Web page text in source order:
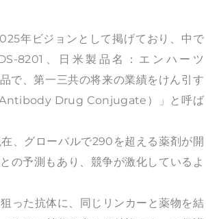
年ビジョンとして掲げており、中で
8201、日米製品名：エンハーツ
で、第一三共の将来の業績をけん引す
Antibody Drug Conjugate）」と呼ば
、グローバルで290を超える薬剤が開
の予測もあり、競争が激化しているよ
った抗体に、同じリンカーと薬物を結